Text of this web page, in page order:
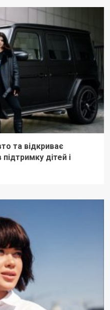
та відкриває
дітей і